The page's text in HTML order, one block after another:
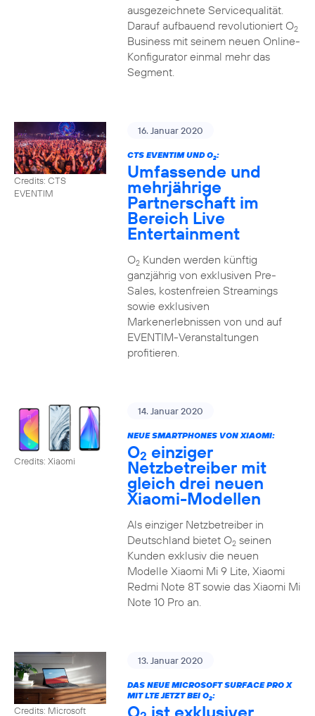
ausgezeichnete Servicequalität.
Darauf aufbauend revolutioniert O2
Business mit seinem neuen Online-
Konfigurator einmal mehr das
Segment.
Credits: CTS
EVENTIM
16. Januar 2020
CTS EVENTIM UND O2:
Umfassende und
mehrjährige
Partnerschaft im
Bereich Live
Entertainment
O2Kunden werden künftig
ganzjährig von exklusiven Pre-
Sales, kostenfreien Streamings
sowie exklusiven
Markenerlebnissen von und auf
EVENTIM-Veranstaltungen
profitieren.
Credits: Xiaomi
14. Januar 2020
NEUE SMARTPHONES VON XIAOMI:
O2 einziger
Netzbetreiber mit
gleich drei neuen
Xiaomi-Modellen
Als einziger Netzbetreiber in
Deutschland bietet O2seinen
Kunden exklusiv die neuen
Modelle Xiaomi Mi 9 Lite, Xiaomi
Redmi Note 8T sowie das Xiaomi Mi
Note 10 Pro an.
Credits: Microsoft
13. Januar 2020
DAS NEUE MICROSOFT SURFACE PRO X
MIT LTE JETZT BEI O2:
O ist exklusiver